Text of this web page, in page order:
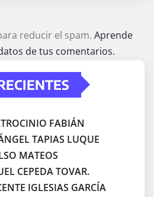
reducir el spam. Aprende
de tus comentarios.
FABIÁN
TAPIAS LUQUE
MATEOS
CEPEDA TOVAR.
IGLESIAS GARCÍA